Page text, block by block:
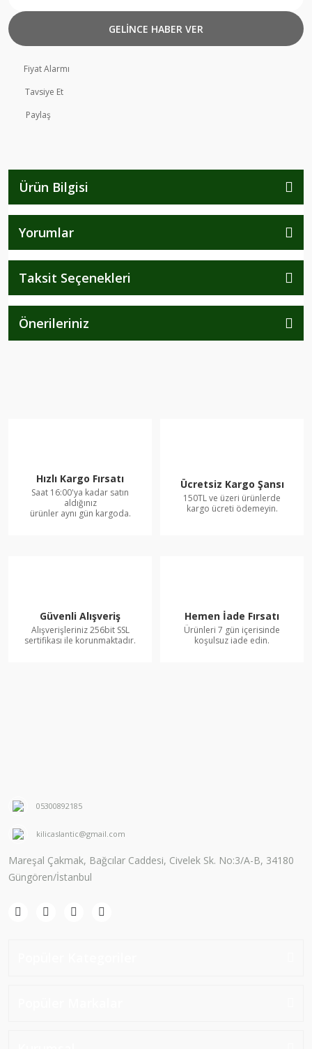
GELİNCE HABER VER
Fiyat Alarmı
Tavsiye Et
Paylaş
Ürün Bilgisi
Yorumlar
Taksit Seçenekleri
Önerileriniz
Hızlı Kargo Fırsatı
Saat 16:00'ya kadar satın
aldığınız
ürünler aynı gün kargoda.
Ücretsiz Kargo Şansı
150TL ve üzeri ürünlerde
kargo ücreti ödemeyin.
Güvenli Alışveriş
Alışverişleriniz 256bit SSL
sertifikası ile korunmaktadır.
Hemen İade Fırsatı
Ürünleri 7 gün içerisinde
koşulsuz iade edin.
05300892185
kilicaslantic@gmail.com
Mareşal Çakmak, Bağcılar Caddesi, Civelek Sk. No:3/A-B, 34180
Güngören/İstanbul